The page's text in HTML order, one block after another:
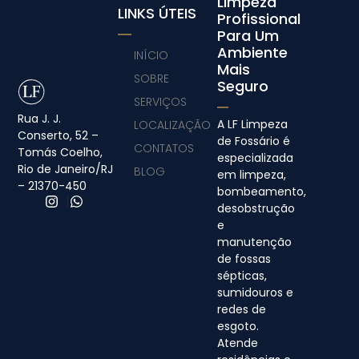
Rua J. J.
Conserto, 52 –
Tomás Coelho,
Rio de Janeiro/RJ
– 21370-450
Profissional
Para Um
Ambiente
Mais
Seguro
A LF Limpeza
de Fossário é
especializada
em limpeza,
bombeamento,
desobstrução
e
manutenção
de fossas
sépticas,
sumidouros e
redes de
esgoto.
Atende
LINKS ÚTEIS
INÍCIO
SOBRE
SERVIÇOS
LOCALIZAÇÃO
CONTATOS
BLOG